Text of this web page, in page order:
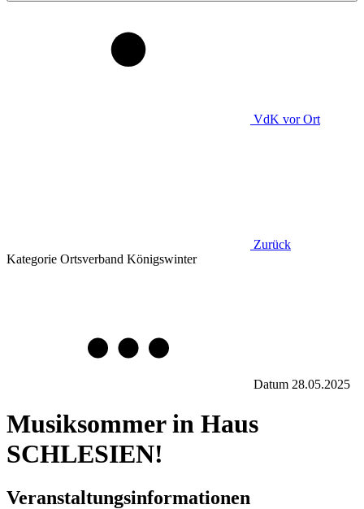
VdK vor Ort
Zurück
Kategorie Ortsverband Königswinter
Datum 28.05.2025
Musiksommer in Haus
SCHLESIEN!
Veranstaltungsinformationen